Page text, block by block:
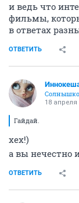
и ведь что
фильмы,
в ответах
ОТВЕТИТЬ
18 апреля
Гайдай.
хех!)
а вы нечестно
ОТВЕТИТЬ